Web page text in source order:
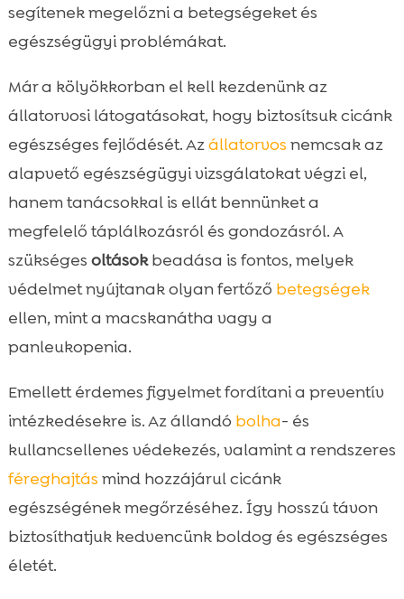
segítenek megelőzni a betegségeket és
egészségügyi problémákat.
Már a kölyökkorban el kell kezdenünk az
állatorvosi látogatásokat, hogy biztosítsuk cicánk
egészséges fejlődését. Azállatorvos nemcsak az
alapvető egészségügyi vizsgálatokat végzi el,
hanem tanácsokkal is ellát bennünket a
megfelelő táplálkozásról és gondozásról. A
szükséges oltásokbeadása is fontos, melyek
védelmet nyújtanak olyan fertőző betegségek
ellen, mint a macskanátha vagy a
panleukopenia.
Emellett érdemes figyelmet fordítani a preventív
intézkedésekre is. Az állandó bolha- és
kullancsellenes védekezés, valamint a rendszeres
féreghajtás mind hozzájárul cicánk
egészségének megőrzéséhez. Így hosszú távon
biztosíthatjuk kedvencünk boldog és egészséges
életét.